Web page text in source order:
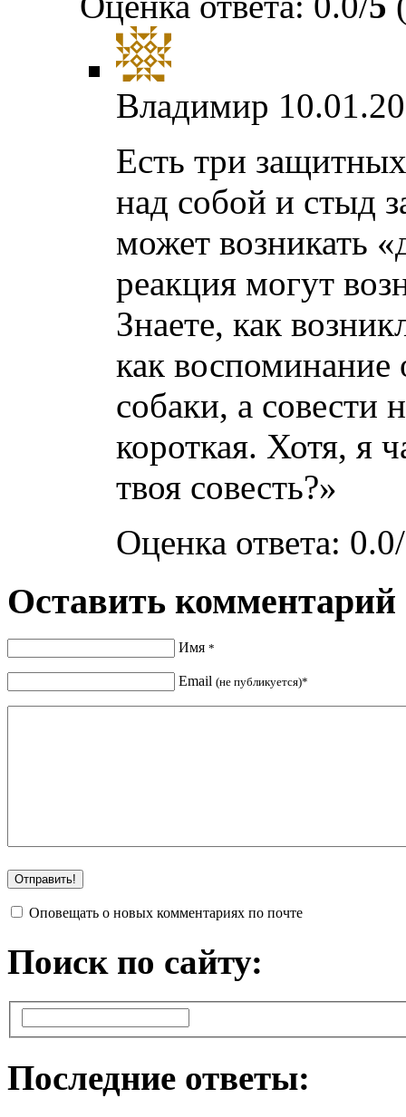
Владимир
Есть три
над собой и стыд
может возникать
реакция могут
Знаете, как
как воспоминание
собаки, а совести
короткая. Хотя, я
твоя совесть?»
Оценка ответа: 0.0/
Оставить комментарий
Имя *
Email (не публикуется)*
Оповещать о новых комментариях по почте
Поиск по сайту:
Последние ответы: